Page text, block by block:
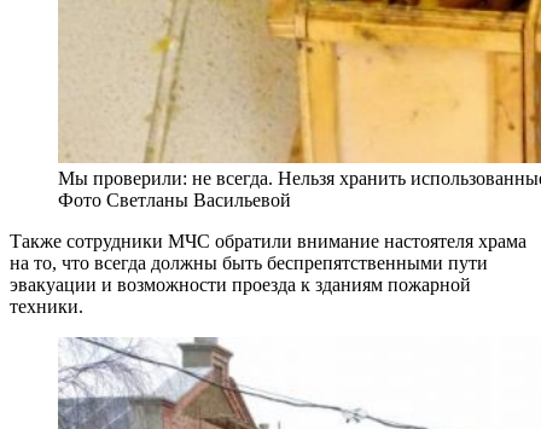
Мы проверили: не всегда. Нельзя хранить
Фото Светланы Васильевой
Также сотрудники МЧС обратили внимание настоятеля храма
на то, что всегда должны быть беспрепятственными пути
эвакуации и возможности проезда к зданиям пожарной
техники.